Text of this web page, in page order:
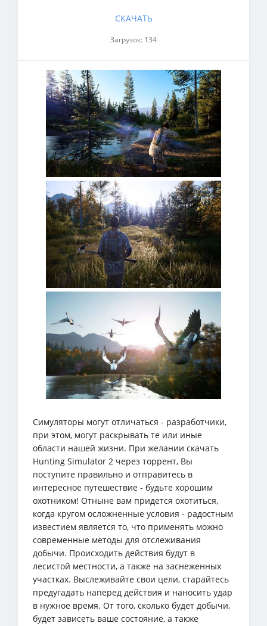
СКАЧАТЬ
Загрузок: 134
Симуляторы могут отличаться - разработчики,
при этом, могут раскрывать те или иные
области нашей жизни. При желании скачать
Hunting Simulator 2 через торрент, Вы
поступите правильно и отправитесь в
интересное путешествие - будьте хорошим
охотником! Отныне вам придется охотиться,
когда кругом осложненные условия - радостным
известием является то, что применять можно
современные методы для отслеживания
добычи. Происходить действия будут в
лесистой местности, а также на заснеженных
участках. Выслеживайте свои цели, старайтесь
предугадать наперед действия и наносить удар
в нужное время. От того, сколько будет добычи,
будет зависеть ваше состояние, а также